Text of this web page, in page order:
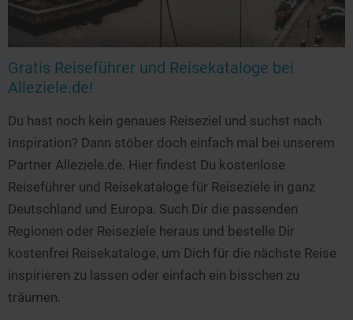
Glamping
Seen in Europa
Österreich
Schweiz
Frankreich
Niederlande
Schweden
Norwegen
Gratis Reiseführer und Reisekataloge bei
Alleziele.de!
Du hast noch kein genaues Reiseziel und suchst nach
Inspiration? Dann stöber doch einfach mal bei unserem
Partner Alleziele.de. Hier findest Du kostenlose
Reiseführer und Reisekataloge für Reiseziele in ganz
Deutschland und Europa. Such Dir die passenden
Regionen oder Reiseziele heraus und bestelle Dir
kostenfrei Reisekataloge, um Dich für die nächste Reise
inspirieren zu lassen oder einfach ein bisschen zu
träumen.